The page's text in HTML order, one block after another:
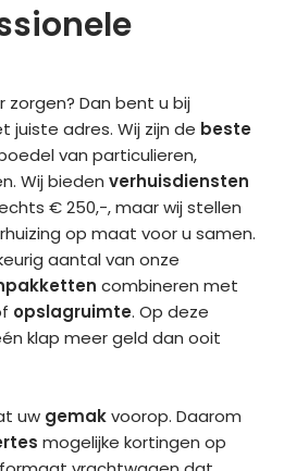
zorgen? Dan bent u bij
juiste adres. Wij zijn de beste
van particulieren,
Wij bieden verhuisdiensten
€ 250,-, maar wij stellen
op maat voor u samen.
aantal van onze
combineren met
opslagruimte. Op deze
klap meer geld dan ooit
uw gemakvoorop. Daarom
mogelijke kortingen op